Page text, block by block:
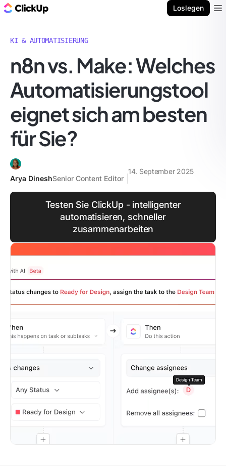
Loslegen
KI & AUTOMATISIERUNG
n8n vs. Make: Welches
Automatisierungstool
eignet sich am besten
für Sie?
Arya DineshSenior Content Editor
14. September 2025
Testen Sie ClickUp - intelligenter
automatisieren, schneller
zusammenarbeiten